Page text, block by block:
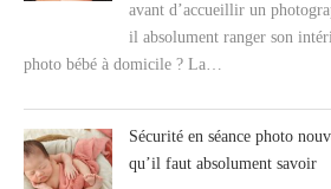
avant d’accueillir un
il absolument ranger son
photo bébé à domicile ? La…
Sécurité en séance photo
qu’il faut absolument savoir